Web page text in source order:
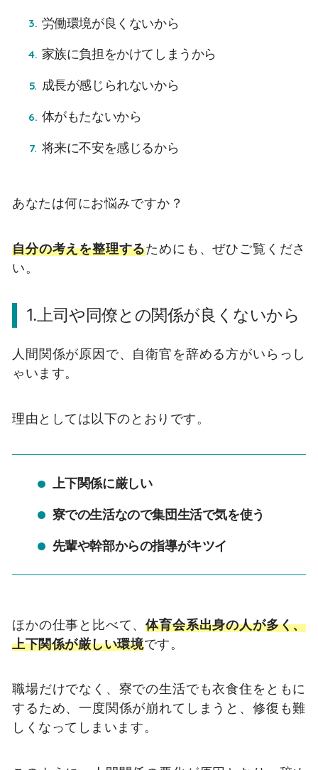
労働環境が良くないから
家族に負担をかけてしまうから
成長が感じられないから
体がもたないから
将来に不安を感じるから
あなたは何にお悩みですか？
自分の考えを整理するためにも、ぜひご覧くださ
い。
1.上司や同僚との関係が良くないから
人間関係が原因で、自衛官を辞める方がいらっし
ゃいます。
理由としては以下のとおりです。
上下関係に厳しい
寮での生活なので集団生活で気を使う
先輩や幹部からの指導がキツイ
ほかの仕事と比べて、体育会系出身の人が多く、
上下関係が厳しい環境です。
職場だけでなく、寮での生活でも衣食住をともに
するため、一度関係が崩れてしまうと、修復も難
しくなってしまいます。